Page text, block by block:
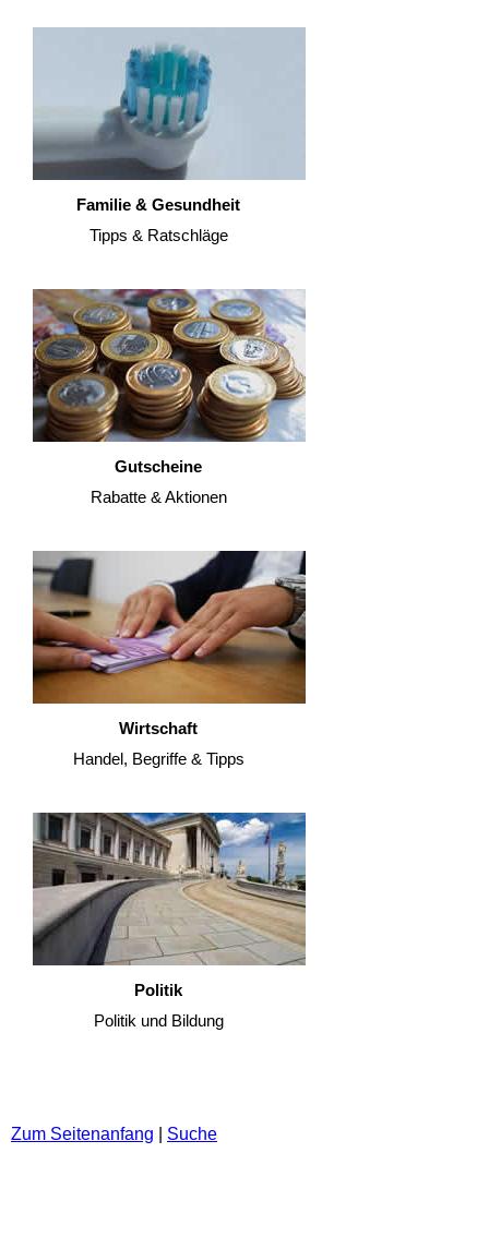
Familie & Gesundheit
Tipps & Ratschläge
Gutscheine
Rabatte & Aktionen
Wirtschaft
Handel, Begriffe & Tipps
Politik
Politik und Bildung
Zum Seitenanfang Suche